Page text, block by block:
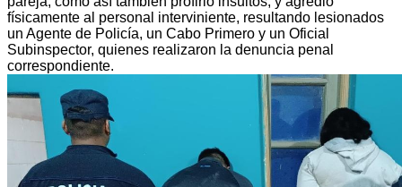
físicamente al personal interviniente, resultando lesionados
un Agente de Policía, un Cabo Primero y un Oficial
Subinspector, quienes realizaron la denuncia penal
correspondiente.